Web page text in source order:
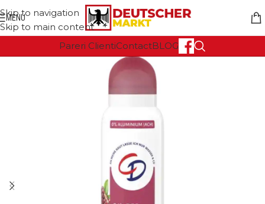
Skip to navigation
Skip to main content
MENU
Pareri ClientiContactBLOG